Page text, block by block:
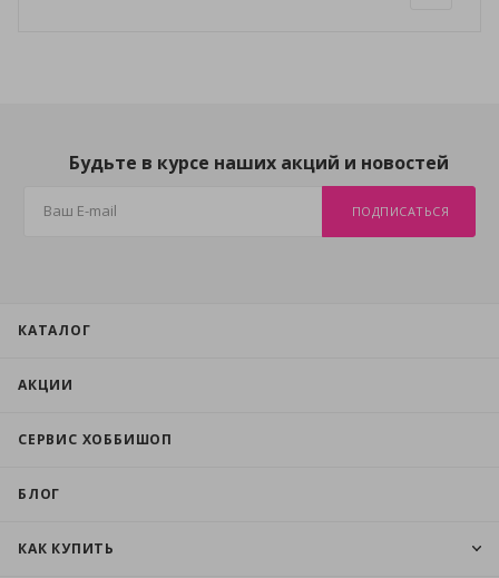
Будьте в курсе наших акций и новостей
ПОДПИСАТЬСЯ
КАТАЛОГ
АКЦИИ
СЕРВИС ХОББИШОП
БЛОГ
КАК КУПИТЬ